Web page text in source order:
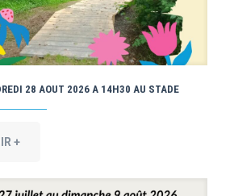
28 AOUT 2026 A 14H30 AU STADE
+